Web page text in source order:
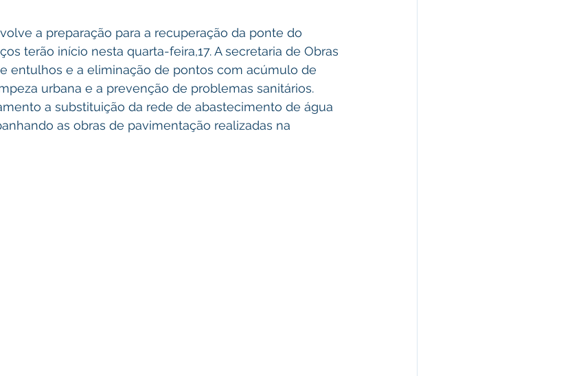
a preparação para a recuperação da ponte do
terão início nesta quarta-feira,17. A secretaria de Obras
entulhos e a eliminação de pontos com acúmulo de
urbana e a prevenção de problemas sanitários.
a substituição da rede de abastecimento de água
as obras de pavimentação realizadas na